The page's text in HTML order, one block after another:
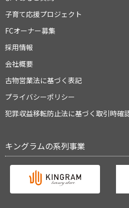
子育て応援プロジェクト
FCオーナー募集
採用情報
会社概要
古物営業法に基づく表記
プライバシーポリシー
犯罪収益移転防止法に基づく取引時確
キングラムの系列事業